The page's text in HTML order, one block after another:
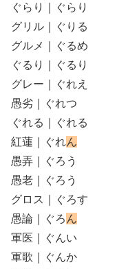
ぐらり｜ぐらり
グリル｜ぐりる
グルメ｜ぐるめ
ぐるり｜ぐるり
グレー｜ぐれえ
愚劣｜ぐれつ
ぐれる｜ぐれる
紅蓮｜ぐれん
愚弄｜ぐろう
愚老｜ぐろう
グロス｜ぐろす
愚論｜ぐろ ん
軍医｜ぐんい
軍歌｜ぐんか